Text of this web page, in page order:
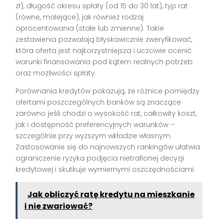
zł), długość okresu spłaty (od 15 do 30 lat), typ rat
(równe, malejące), jak również rodzaj
oprocentowania (stałe lub zmienne). Takie
zestawienia pozwalają błyskawicznie zweryfikować,
która oferta jest najkorzystniejsza i uczciwie ocenić
warunki finansowania pod kątem realnych potrzeb
oraz możliwości spłaty.
Porównania kredytów pokazują, że różnice pomiędzy
ofertami poszczególnych banków są znaczące
zarówno jeśli chodzi o wysokość rat, całkowity koszt,
jak i dostępność preferencyjnych warunków –
szczególnie przy wyższym wkładzie własnym.
Zastosowanie się do najnowszych rankingów ułatwia
ograniczenie ryzyka podjęcia nietrafionej decyzji
kredytowej i skutkuje wymiernymi oszczędnościami.
Jak obliczyć ratę kredytu na mieszkanie
i nie zwariować?